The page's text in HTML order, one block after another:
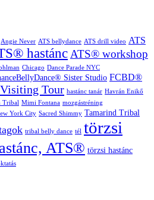
Angie Never ATS bellydance ATS drill video ATS
hastánc ATS® workshop
Chicago Dance Parade NYC
Sister Studio FCBD®
Tour hastánc tanár Havrán Enikő
Tribal Mimi Fontana mozgástréning
York City Sacred Shimmy Tamarind Tribal
tribal belly dance tél törzsi
ATS® törzsi hastánc